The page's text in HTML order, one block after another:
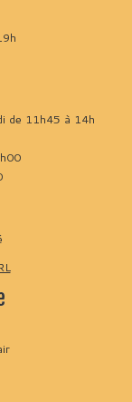
de 11h45 à 14h